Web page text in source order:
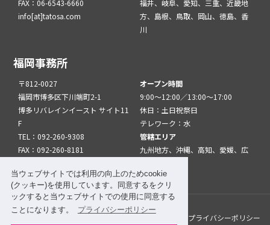
当ウェブサイトでは利用の向上のためcookie
(クッキー)を使用しています。同意するをクリ
ックすると当ウェブサイトでの使用に同意する
ことになります。
プライバシーポリシー
FAX：06-6543-6660
info[at]tatosa.com
福井、岐阜、愛知、三重、近畿地
方、島根、鳥取、岡山、徳島、香
川
福岡事務所
〒812-0027
福岡市博多区下川端町2-1
博多リバレインイースト サイト11
F
TEL：092-260-9308
FAX：092-260-8181
オープン時間
9:00～12:00／13:00～17:00
休日：土日祝祭日
テレワーク：水
管轄エリア
九州地方、沖縄、高知、愛媛、広
このサイトについて プライバシーポリシー